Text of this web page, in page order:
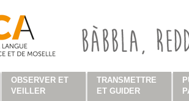
OBSERVER ET
VEILLER
TRANSMETTRE
ET GUIDER